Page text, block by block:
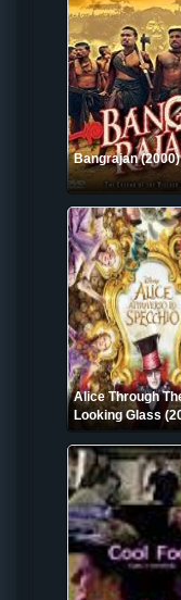
Bangrajan (2000)
Alice Through
Looking Glass
อลิซ ผจญมหัศจรรย์
กระจก